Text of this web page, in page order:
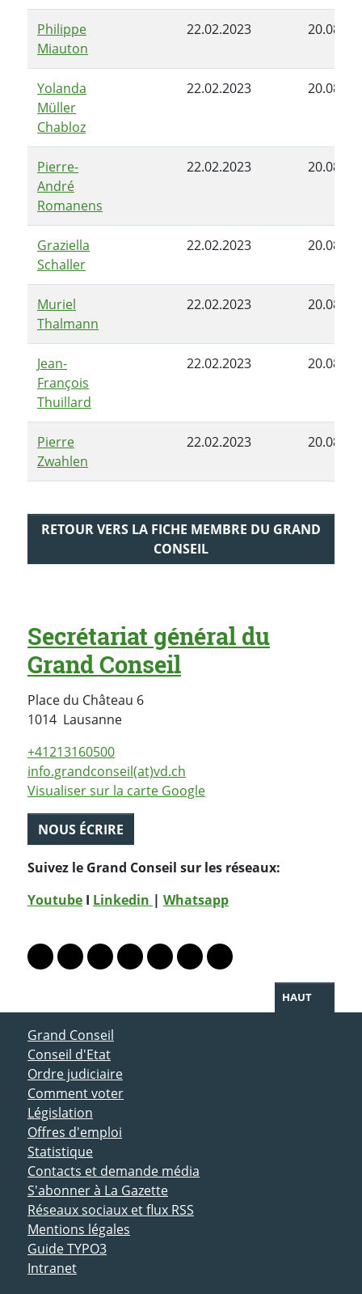
Philippe
Miauton
22.02.2023
Yolanda
Müller
Chabloz
22.02.2023
Pierre-
André
Romanens
22.02.2023
Graziella
Schaller
22.02.2023
Muriel
Thalmann
22.02.2023
Jean-
François
Thuillard
22.02.2023
Pierre
Zwahlen
22.02.2023
RETOUR VERS LA FICHE MEMBRE DU GRAND
CONSEIL
Secrétariat général du
Grand Conseil
Place du Château 6
1014 LausanneSuisse
+41213160500
info.grandconseil(at)vd.ch
Visualiser sur la carte Google
NOUS ÉCRIRE
Suivez le Grand Conseil sur les réseaux:
Youtube I Linkedin | Whatsapp
Lien vers le profil Mastodon
Lien vers le profil Bluesky
Lien vers le profil Instagram
Lien vers le profil Linkedin
Lien vers le profil Facebook
Lien vers le profil Twitter
Partager par WhatsApp
HAUT
ACCÈS DIRECT
Grand Conseil
Conseil d'Etat
Ordre judiciaire
Comment voter
Législation
Offres d'emploi
Statistique
Contacts et demande média
S'abonner à La Gazette
Réseaux sociaux et flux RSS
Mentions légales
Guide TYPO3
Intranet